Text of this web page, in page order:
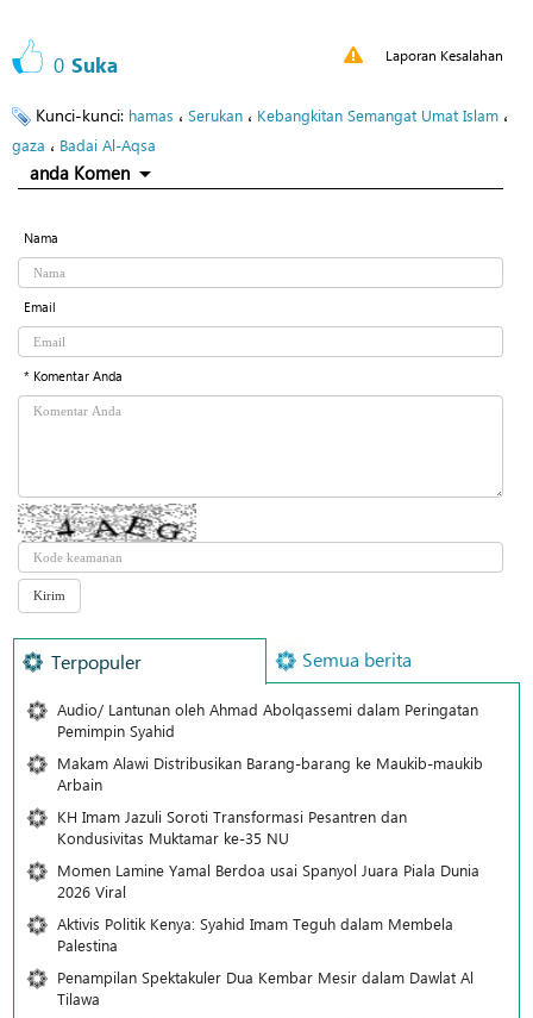
0 Suka Laporan Kesalahan
Kunci-kunci: hamas ، Serukan ، Kebangkitan Semangat Umat Islam ،
gaza ، Badai Al-Aqsa
anda Komen
Nama
Email
* Komentar Anda
Terpopuler Semua berita
Audio/ Lantunan oleh Ahmad Abolqassemi dalam Peringatan
Pemimpin Syahid
Makam Alawi Distribusikan Barang-barang ke Maukib-maukib
Arbain
KH Imam Jazuli Soroti Transformasi Pesantren dan
Kondusivitas Muktamar ke-35 NU
Momen Lamine Yamal Berdoa usai Spanyol Juara Piala Dunia
2026 Viral
Aktivis Politik Kenya: Syahid Imam Teguh dalam Membela
Palestina
Penampilan Spektakuler Dua Kembar Mesir dalam Dawlat Al
Tilawa